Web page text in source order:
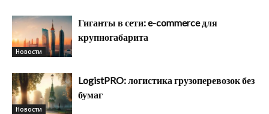
Новости
Гиганты в сети: e-commerce для
крупногабарита
Новости
LogistPRO: логистика грузоперевозок без
бумаг